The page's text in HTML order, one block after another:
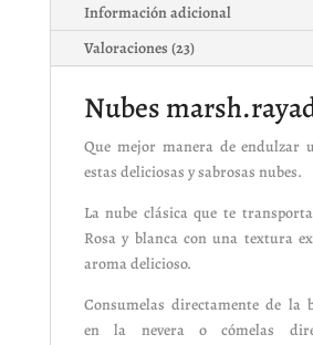
Información adicional
Valoraciones (23)
Nubes
Que mejor manera de endulzar
estas deliciosas y sabrosas nubes.
La nube clásica que te
Rosa y blanca con una textura
aroma delicioso.
Consumelas directamente de la
en la nevera o cómelas